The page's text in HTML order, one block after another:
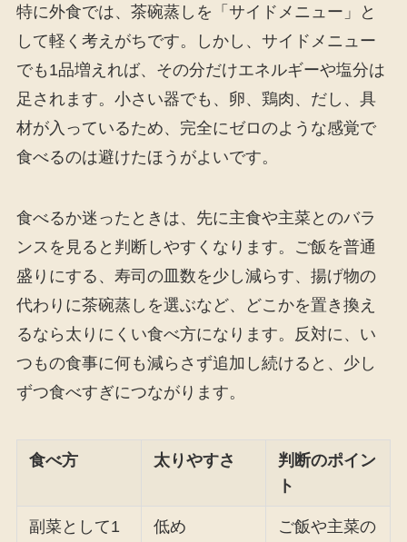
特に外食では、茶碗蒸しを「サイドメニュー」と
して軽く考えがちです。しかし、サイドメニュー
でも1品増えれば、その分だけエネルギーや塩分は
足されます。小さい器でも、卵、鶏肉、だし、具
材が入っているため、完全にゼロのような感覚で
食べるのは避けたほうがよいです。
食べるか迷ったときは、先に主食や主菜とのバラ
ンスを見ると判断しやすくなります。ご飯を普通
盛りにする、寿司の皿数を少し減らす、揚げ物の
代わりに茶碗蒸しを選ぶなど、どこかを置き換え
るなら太りにくい食べ方になります。反対に、い
つもの食事に何も減らさず追加し続けると、少し
ずつ食べすぎにつながります。
食べ方 太りやすさ
判断のポイン
ト
副菜として1
低め
ご飯や主菜の